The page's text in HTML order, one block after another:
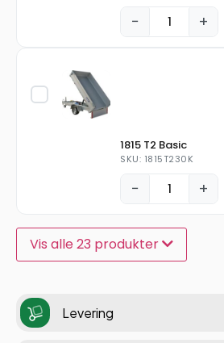
− +
1815 T2 Basic
SKU: 1815T230K
− +
Vis alle 23 produkter
Levering